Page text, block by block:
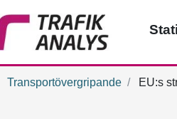
Transportövergripande EU:s